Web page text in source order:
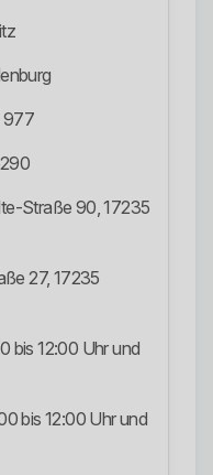
977
Straße 90, 17235
27, 17235
bis 12:00 Uhr und
bis 12:00 Uhr und